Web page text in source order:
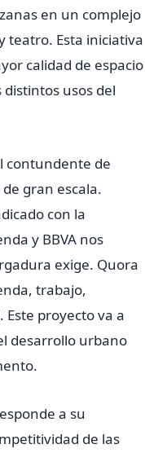
en un complejo
teatro. Esta iniciativa
calidad de espacio
usos del
contundente de
gran escala.
con la
y BBVA nos
exige. Quora
trabajo,
proyecto va a
desarrollo urbano
a su
de las